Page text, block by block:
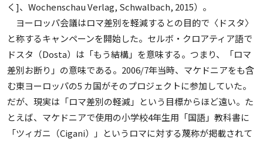
く]、Wochenschau Verlag, Schwalbach, 2015）。
ヨーロッパ会議はロマ差別を軽減するとの目的で〈ドスタ〉
と称するキャンペーンを開始した。セルボ・クロアティア語で
ドスタ（Dosta）は「もう結構」を意味する。つまり、「ロマ
差別お断り」の意味である。2006/7年当時、マケドニアをも含
む東ヨーロッパの5 カ国がそのプロジェクトに参加していた。
だが、現実は「ロマ差別の軽減」という目標からほど遠い。た
とえば、マケドニアで使用の小学校4年生用「国語」教科書に
「ツィガニ（Cigani）」というロマに対する蔑称が掲載されて